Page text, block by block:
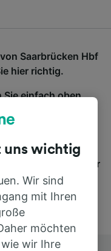
Saarbrücken Hbf
hier richtig.
einfach oben
und
Sie mit uns.
von mehr
uns wichtig
Wir sind
mit Ihren
möchten
wir Ihre